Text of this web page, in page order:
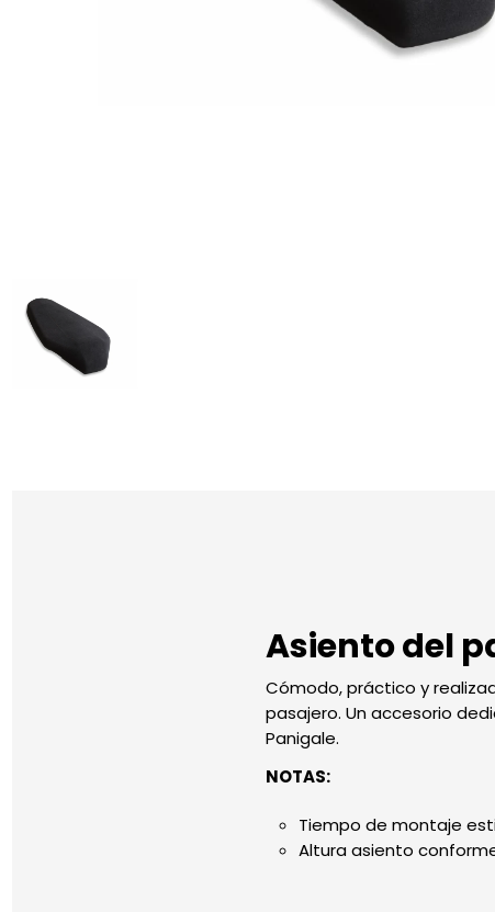
Asiento del
Cómodo, práctico y
pasajero. Un accesorio
Panigale.
NOTAS:
Tiempo de montaje
Altura asiento conforme